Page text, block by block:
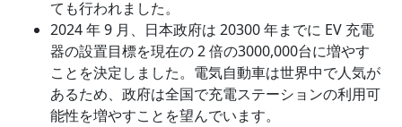
ても行われました。
2024 年 9 月、日本政府は 20300 年までに EV 充電
器の設置目標を現在の 2 倍の3000,000台に増やす
ことを決定しました。電気自動車は世界中で人気が
あるため、政府は全国で充電ステーションの利用可
能性を増やすことを望んでいます。